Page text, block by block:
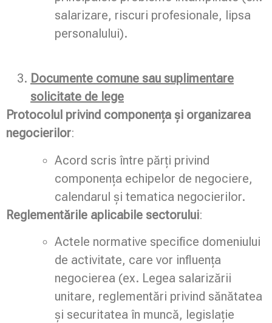
salarizare, riscuri profesionale, lipsa
personalului).
Documente comune sau suplimentare
solicitate de lege
Protocolul privind componența și organizarea
negocierilor:
Acord scris între părți privind
componența echipelor de negociere,
calendarul și tematica negocierilor.
Reglementările aplicabile sectorului:
Actele normative specifice domeniului
de activitate, care vor influența
negocierea (ex. Legea salarizării
unitare, reglementări privind sănătatea
și securitatea în muncă, legislație